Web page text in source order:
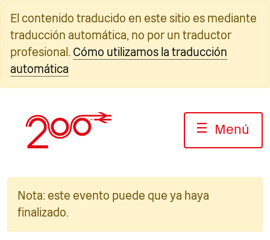
contenido
El contenido traducido en este sitio es mediante
traducción automática, no por un traductor
profesional. Cómo utilizamos la traducción
automática
☰ Menú
Nota: este evento puede que ya haya
finalizado.